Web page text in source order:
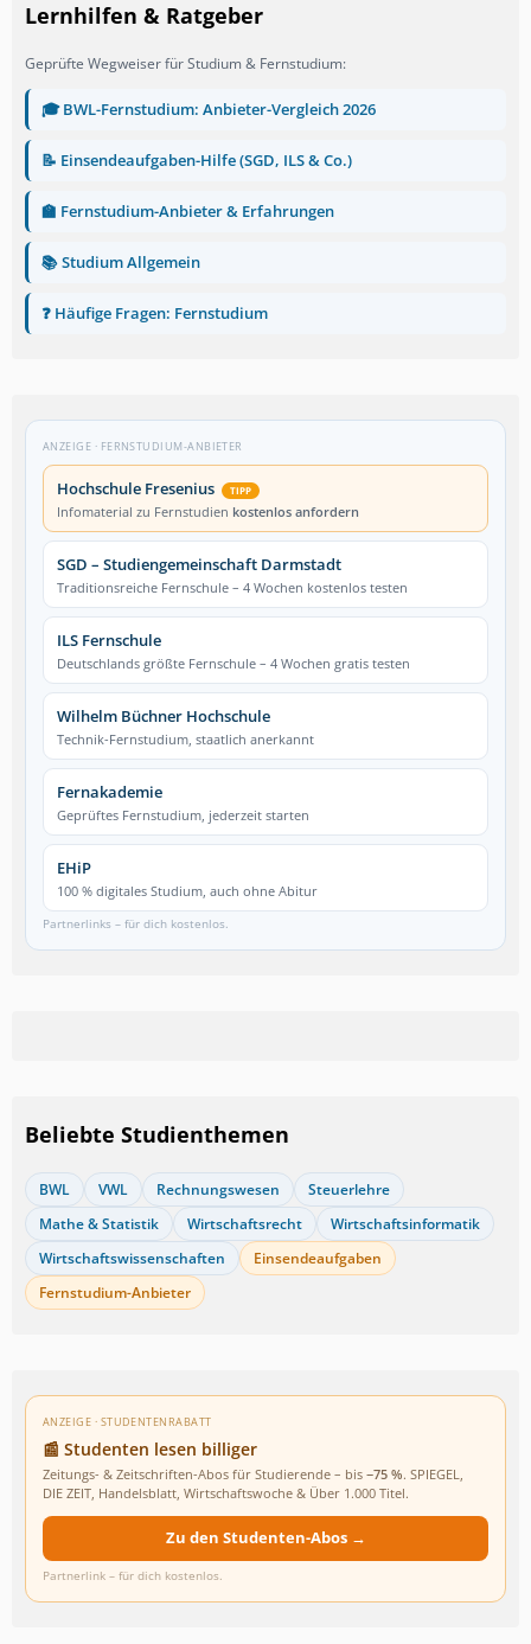
Lernhilfen & Ratgeber
Geprüfte Wegweiser für Studium & Fernstudium:
🎓 BWL-Fernstudium: Anbieter-Vergleich 2026
📝 Einsendeaufgaben-Hilfe (SGD, ILS & Co.)
🏫 Fernstudium-Anbieter & Erfahrungen
📚 Studium Allgemein
❓ Häufige Fragen: Fernstudium
ANZEIGE · FERNSTUDIUM-ANBIETER
Hochschule Fresenius TIPP
Infomaterial zu Fernstudien kostenlos anfordern
SGD – Studiengemeinschaft Darmstadt
Traditionsreiche Fernschule – 4 Wochen kostenlos testen
ILS Fernschule
Deutschlands größte Fernschule – 4 Wochen gratis testen
Wilhelm Büchner Hochschule
Technik-Fernstudium, staatlich anerkannt
Fernakademie
Geprüftes Fernstudium, jederzeit starten
EHiP
100 % digitales Studium, auch ohne Abitur
Partnerlinks – für dich kostenlos.
Beliebte Studienthemen
BWL VWL Rechnungswesen
Steuerlehre
Mathe & Statistik
Wirtschaftsrecht
Wirtschaftsinformatik
Wirtschaftswissenschaften
Einsendeaufgaben
Fernstudium-Anbieter
ANZEIGE · STUDENTENRABATT
📰 Studenten lesen billiger
Zeitungs- & Zeitschriften-Abos für Studierende – bis −75 %. SPIEGEL,
DIE ZEIT, Handelsblatt, Wirtschaftswoche & Über 1.000 Titel.
Zu den Studenten-Abos →
Partnerlink – für dich kostenlos.